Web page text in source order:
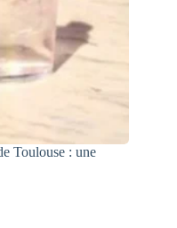
Toulouse : une